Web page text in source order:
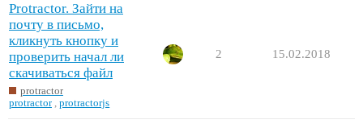
Protractor. Зайти на
почту в письмо,
кликнуть кнопку и
проверить начал ли
скачиваться файл
protractor
protractor ,protractorjs
2 15.02.2018